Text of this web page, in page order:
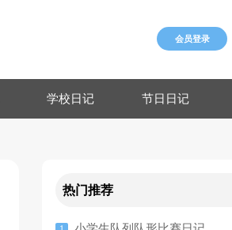
会员登录
学校日记 节日日记
热门推荐